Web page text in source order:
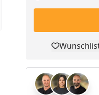
Bild anzeigen